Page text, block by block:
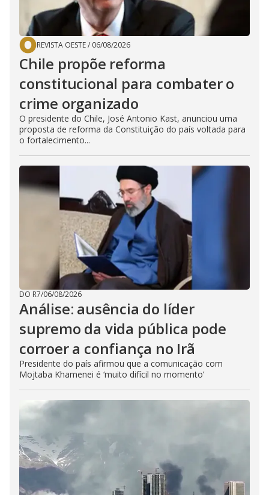
REVISTA OESTE/ 06/08/2026
Chile propõe reforma
constitucional para combater o
crime organizado
O presidente do Chile, José Antonio Kast, anunciou uma
proposta de reforma da Constituição do país voltada para
o fortalecimento...
DO R7/06/08/2026
Análise: ausência do líder
supremo da vida pública pode
corroer a confiança no Irã
Presidente do país afirmou que a comunicação com
Mojtaba Khamenei é ‘muito difícil no momento’